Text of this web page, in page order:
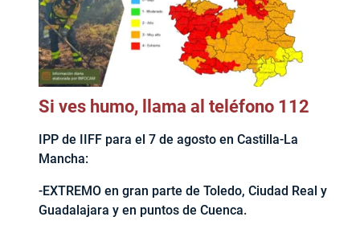
Si ves humo, llama al teléfono 112
IPP de IIFF para el 7 de agosto en Castilla-La
Mancha:
-EXTREMO en gran parte de Toledo, Ciudad Real y
Guadalajara y en puntos de Cuenca.